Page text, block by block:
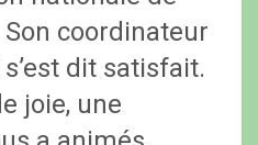
coordinateur
dit satisfait.
joie, une